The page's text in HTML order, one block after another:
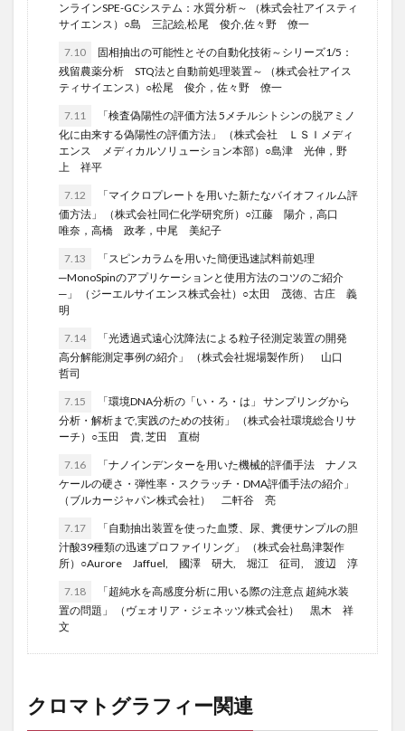
ンラインSPE-GCシステム：水質分析～ （株式会社アイスティ
サイエンス）○島 三記絵,松尾 俊介,佐々野 僚一
7.10
固相抽出の可能性とその自動化技術～シリーズ1/5：
残留農薬分析 STQ法と自動前処理装置～ （株式会社アイス
ティサイエンス）○松尾 俊介，佐々野 僚一
7.11
「検査偽陽性の評価方法 5メチルシトシンの脱アミノ
化に由来する偽陽性の評価方法」 （株式会社 ＬＳＩメディ
エンス メディカルソリューション本部）○島津 光伸，野
上 祥平
7.12
「マイクロプレートを用いた新たなバイオフィルム評
価方法」 （株式会社同仁化学研究所）○江藤 陽介，高口
唯奈，高橋 政孝，中尾 美紀子
7.13
「スピンカラムを用いた簡便迅速試料前処理
─MonoSpinのアプリケーションと使用方法のコツのご紹介
─」 （ジーエルサイエンス株式会社）○太田 茂徳、古庄 義
明
7.14
「光透過式遠心沈降法による粒子径測定装置の開発
高分解能測定事例の紹介」 （株式会社堀場製作所） 山口
哲司
7.15
「環境DNA分析の「い・ろ・は」 サンプリングから
分析・解析まで,実践のための技術」 （株式会社環境総合リサ
ーチ）○玉田 貴, 芝田 直樹
7.16
「ナノインデンターを用いた機械的評価手法 ナノス
ケールの硬さ・弾性率・スクラッチ・DMA評価手法の紹介」
（ブルカージャパン株式会社） 二軒谷 亮
7.17
「自動抽出装置を使った血漿、尿、糞便サンプルの胆
汁酸39種類の迅速プロファイリング」 （株式会社島津製作
所）○Aurore Jaffuel, 國澤 研大, 堀江 征司, 渡辺 淳
7.18
「超純水を高感度分析に用いる際の注意点 超純水装
置の問題」 （ヴェオリア・ジェネッツ株式会社） 黒木 祥
文
クロマトグラフィー関連